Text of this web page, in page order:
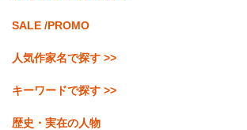
SALE /PROMO
人気作家名で探す >>
キーワードで探す >>
歴史・実在の人物